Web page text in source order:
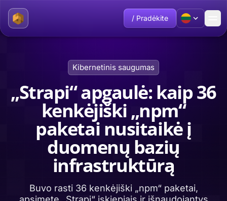
/ Pradėkite
Kibernetinis saugumas
„Strapi“ apgaulė: kaip 36
kenkėjiški „npm“
paketai nusitaikė į
duomenų bazių
infrastruktūrą
Buvo rasti 36 kenkėjiški „npm“ paketai,